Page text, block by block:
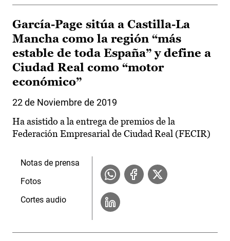
García-Page sitúa a Castilla-La
Mancha como la región “más
estable de toda España” y define a
Ciudad Real como “motor
económico”
22 de Noviembre de 2019
Ha asistido a la entrega de premios de la
Federación Empresarial de Ciudad Real (FECIR)
Notas de prensa
Fotos
Cortes audio